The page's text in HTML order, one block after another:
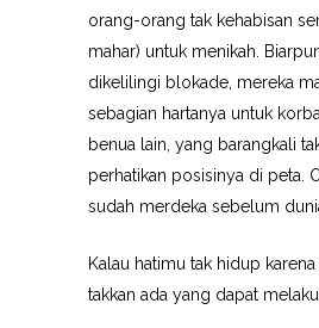
orang-orang tak kehabisan
mahar) untuk menikah.
dikelilingi blokade, mereka
sebagian hartanya untuk
benua lain, yang barangkali
perhatikan posisinya di peta.
sudah merdeka sebelum
Kalau hatimu tak hidup
takkan ada yang dapat